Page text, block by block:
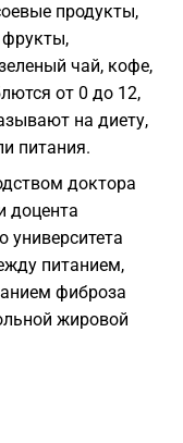
продукты,
фрукты,
чай, кофе,
от 0 до 12,
на диету,
питания.
доктора
доцента
университета
питанием,
фиброза
жировой